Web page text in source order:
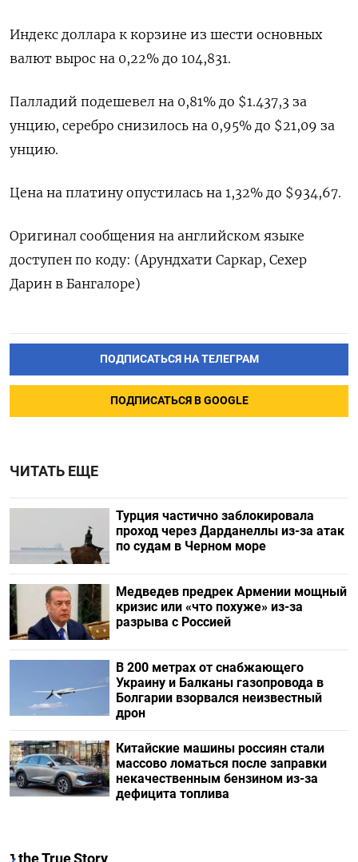
Индекс доллара к корзине из шести основных
валют вырос на 0,22% до 104,831​.
Палладий подешевел на 0,81% до $1.437,3​​ за
унцию, серебро снизилось на 0,95% до $21,09​ за
унцию.
Цена на платину опустилась на 1,32% до $934,67.
Оригинал сообщения на английском языке
доступен по коду: (Арундхати Саркар, Сехер
Дарин в Бангалоре)
ПОДПИСАТЬСЯ НА ТЕЛЕГРАМ
ПОДПИСАТЬСЯ В GOOGLE
ЧИТАТЬ ЕЩЕ
Турция частично заблокировала
проход через Дарданеллы из-за атак
по судам в Черном море
Медведев предрек Армении мощный
кризис или «что похуже» из-за
разрыва с Россией
В 200 метрах от снабжающего
Украину и Балканы газопровода в
Болгарии взорвался неизвестный
дрон
Китайские машины россиян стали
массово ломаться после заправки
некачественным бензином из-за
дефицита топлива